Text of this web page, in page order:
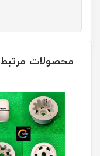
محصولات مرتبط